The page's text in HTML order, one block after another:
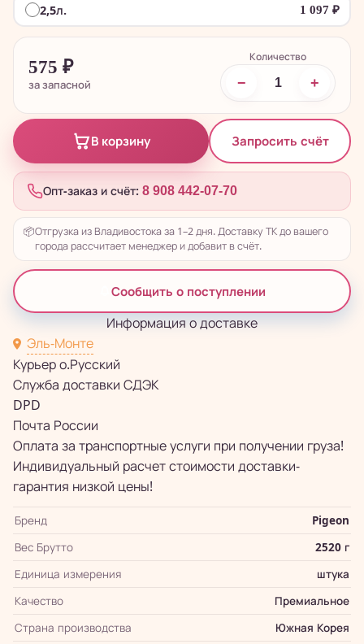
2,5л. 1 097 ₽
575 ₽
за запасной
Количество
− +
В корзину Запросить счёт
Опт-заказ и счёт: 8 908 442-07-70
📦Отгрузка из Владивостока за 1–2 дня. Доставку ТК до вашего
города рассчитает менеджер и добавит в счёт.
Сообщить о поступлении
Информация о доставке
Эль-Монте
Курьер о.Русский
Служба доставки СДЭК
DPD
Почта России
Оплата за транспортные услуги при получении груза!
Индивидуальный расчет стоимости доставки-
гарантия низкой цены!
Бренд
Pigeon
Вес Брутто
2520 г
Единица измерения
штука
Качество
Премиальное
Страна производства
Южная Корея